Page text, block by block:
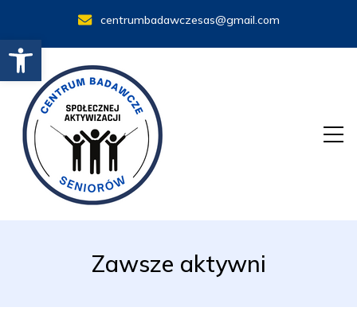
Otwórz pasek narzędzi
centrumbadawczesas@gmail.com
Zawsze aktywni